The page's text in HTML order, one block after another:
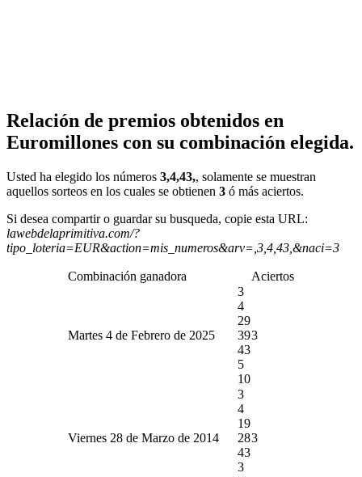
Relación de premios obtenidos en
Euromillones con su combinación elegida.
Usted ha elegido los números 3,4,43,, solamente se muestran
aquellos sorteos en los cuales se obtienen 3 ó más aciertos.
Si desea compartir o guardar su busqueda, copie esta URL:
lawebdelaprimitiva.com/?
tipo_loteria=EUR&action=mis_numeros&arv=,3,4,43,&naci=3
Combinación ganadora Aciertos
Martes 4 de Febrero de 2025
3
4
29
39
43
5
10
3
Viernes 28 de Marzo de 2014
3
4
19
28
43
3
3